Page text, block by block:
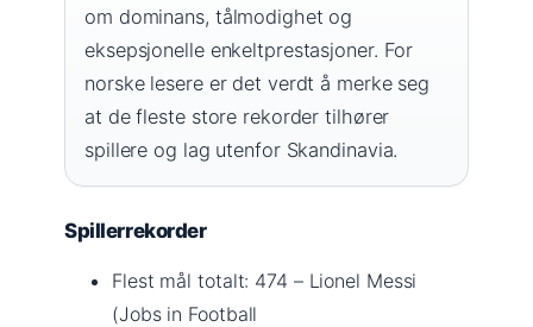
om dominans, tålmodighet og
eksepsjonelle enkeltprestasjoner. For
norske lesere er det verdt å merke seg
at de fleste store rekorder tilhører
spillere og lag utenfor Skandinavia.
Spillerrekorder
Flest mål totalt: 474 – Lionel Messi
(Jobs in Football